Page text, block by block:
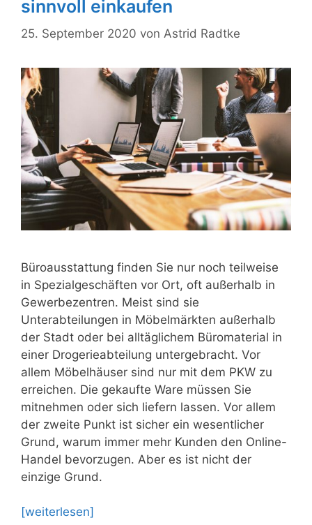
sinnvoll einkaufen
25. September 2020 von Astrid Radtke
Büroausstattung finden Sie nur noch teilweise
in Spezialgeschäften vor Ort, oft außerhalb in
Gewerbezentren. Meist sind sie
Unterabteilungen in Möbelmärkten außerhalb
der Stadt oder bei alltäglichem Büromaterial in
einer Drogerieabteilung untergebracht. Vor
allem Möbelhäuser sind nur mit dem PKW zu
erreichen. Die gekaufte Ware müssen Sie
mitnehmen oder sich liefern lassen. Vor allem
der zweite Punkt ist sicher ein wesentlicher
Grund, warum immer mehr Kunden den Online-
Handel bevorzugen. Aber es ist nicht der
einzige Grund.
[weiterlesen]